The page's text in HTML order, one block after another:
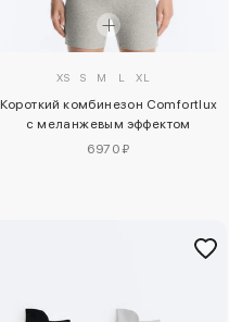
XS S M L XL
Короткий комбинезон Comfortlux
с меланжевым эффектом
6970 ₽